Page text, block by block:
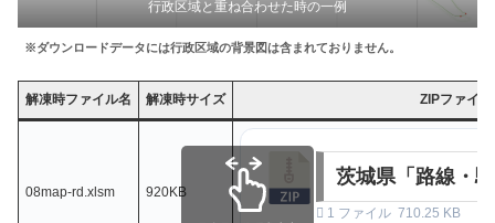
行政区域と重ね合わせた時の一例
※ダウンロードデータには行政区域の背景図は含まれておりません。
解凍時ファイル名 解凍時サイズ ZIPファイ
08map-rd.xlsm 920KB
茨城県「路線・
1 ファイル 710.25 KB